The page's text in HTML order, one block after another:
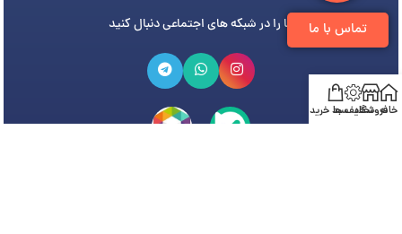
تماس با ما ما را در شبکه های اجتماعی دنبال کنید
خانهفروشگاه
تخفیف هاسبد خرید